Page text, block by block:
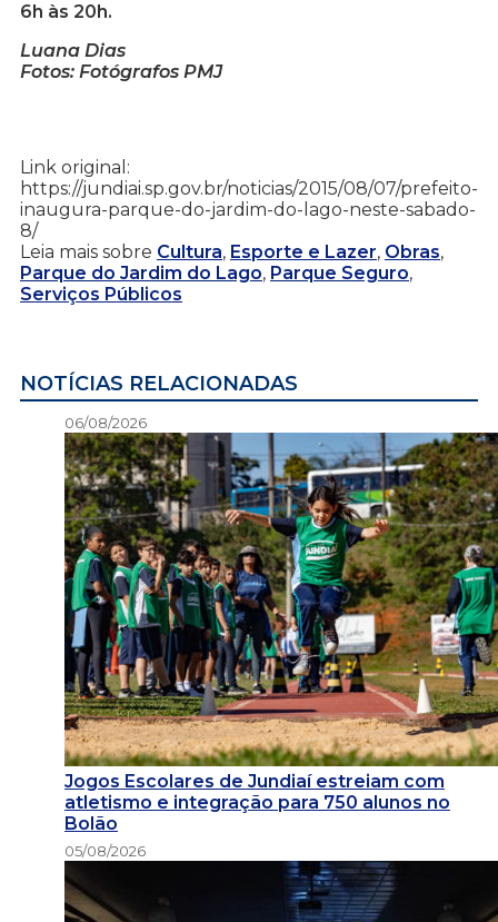
6h às 20h.
Luana Dias
Fotos: Fotógrafos PMJ
Link original:
https://jundiai.sp.gov.br/noticias/2015/08/07/prefeito-
inaugura-parque-do-jardim-do-lago-neste-sabado-
8/
Leia mais sobre Cultura, Esporte e Lazer, Obras,
Parque do Jardim do Lago, Parque Seguro,
Serviços Públicos
NOTÍCIAS RELACIONADAS
06/08/2026
Jogos Escolares de Jundiaí estreiam com
atletismo e integração para 750 alunos no
Bolão
05/08/2026